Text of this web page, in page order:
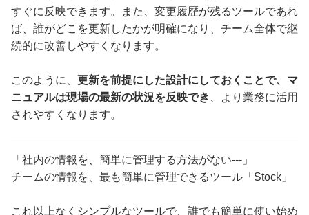
すぐに反映できます。また、変更履歴が残るツールであれ
ば、誰がどこを更新したかが明確になり、チーム全体で継
続的に改善しやすくなります。
このように、 更新を前提にした設計にしておくことで、マ
ニュアルは現場の最新の状況を反映でき
、より業務に活用
されやすくなります。
「社内の情報を、簡単に管理する方法がない---」
チームの情報を、最も簡単に管理できるツール「Stock」
これ以上なくシンプルなツールで、誰でも簡単に使い始め